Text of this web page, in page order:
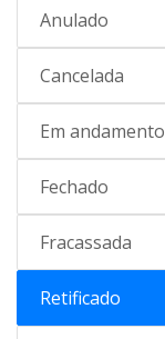
Anulado
Cancelada
Em andamento
Fechado
Fracassada
Retificado